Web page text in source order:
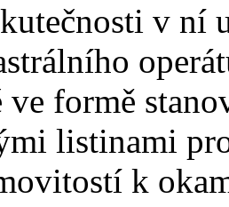
v ní
formě
listinami
k